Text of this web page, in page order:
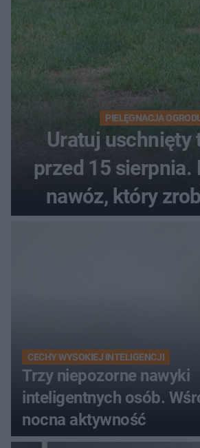
PIELĘGNACJA
Uratuj uschnięty
przed 15 sierpnia.
nawóz, który
wydawania
CECHY WYSOKIEJ INTELIGENCJI
Trzy niepozorne nawyki
inteligentnych osób.
nocna aktywność